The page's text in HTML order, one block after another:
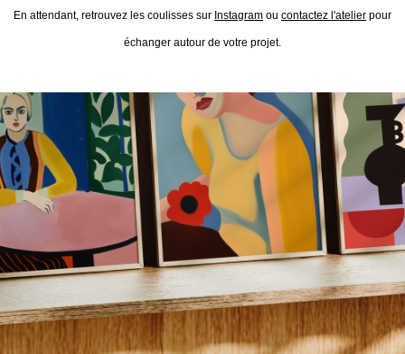
En attendant, retrouvez les coulisses sur Instagram ou contactez l'atelier pour
échanger autour de votre projet.